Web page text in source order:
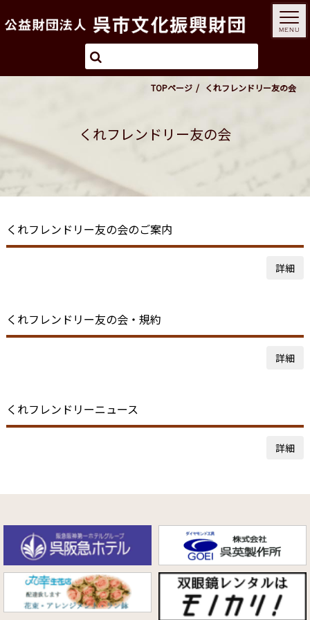
TOPページ くれフレンドリー友の会
くれフレンドリー友の会
くれフレンドリー友の会のご案内
詳細
くれフレンドリー友の会・規約
詳細
くれフレンドリーニュース
詳細
MENU